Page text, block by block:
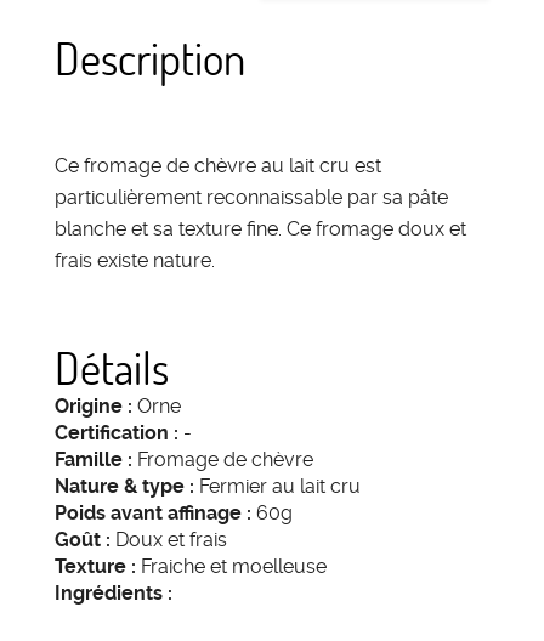
Description
Ce fromage de chèvre au lait cru est
particulièrement reconnaissable par sa pâte
blanche et sa texture fine. Ce fromage doux et
frais existe nature.
Détails
Origine : Orne
Certification : -
Famille : Fromage de chèvre
Nature & type : Fermier au lait cru
Poids avant affinage : 60g
Goût : Doux et frais
Texture : Fraiche et moelleuse
Ingrédients :